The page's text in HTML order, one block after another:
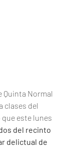
Quinta Normal
clases del
este lunes
del recinto
delictual de